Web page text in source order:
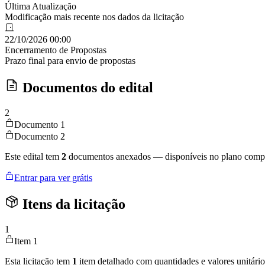
Última Atualização
Modificação mais recente nos dados da licitação
22/10/2026 00:00
Encerramento de Propostas
Prazo final para envio de propostas
Documentos do edital
2
Documento 1
Documento 2
Este edital tem 2 documentos anexados — disponíveis no plano
Entrar para ver grátis
Itens da licitação
1
Item 1
Esta licitação tem 1 item detalhado com quantidades e valores